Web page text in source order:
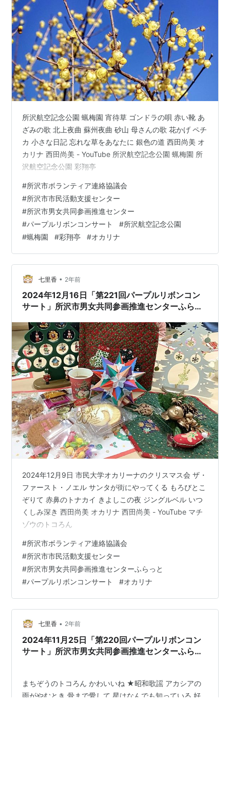
所沢航空記念公園 蝋梅園 宵待草 ゴンドラの唄 赤い靴 あ
ざみの歌 北上夜曲 蘇州夜曲 砂山 母さんの歌 花かげ ペチ
カ 小さな日記 忘れな草をあなたに 銀色の道 西田尚美 オ
カリナ 西田尚美 - YouTube 所沢航空記念公園 蝋梅園 所
沢航空記念公園 彩翔亭
#所沢市ボランティア連絡協議会
#所沢市市民活動支援センター
#所沢市男女共同参画推進センター
#パープルリボンコンサート #所沢航空記念公園
#蝋梅園 #彩翔亭 #オカリナ
七里香 • 2年前
2024年12月16日「第221回パープルリボンコン
サート」所沢市男女共同参画推進センターふらっ
2024年12月9日 市民大学オカリーナのクリスマス会 ザ・
ファースト・ノエル サンタが街にやってくる もろびとこ
ぞりて 赤鼻のトナカイ きよしこの夜 ジングルベル いつ
くしみ深き 西田尚美 オカリナ 西田尚美 - YouTube マチ
ゾウのトコろん
#所沢市ボランティア連絡協議会
#所沢市市民活動支援センター
#所沢市男女共同参画推進センターふらっと
#パープルリボンコンサート #オカリナ
七里香 • 2年前
2024年11月25日「第220回パープルリボンコン
サート」所沢市男女共同参画推進センターふらっ
まちぞうのトコろん かわいいね ★昭和歌謡 アカシアの
雨がやむとき 骨まで愛して 星はなんでも知っている 好